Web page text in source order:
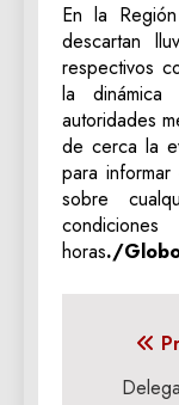
En la
descartan
respectivos
la
autoridades
de cerca la
para
sobre
horas./